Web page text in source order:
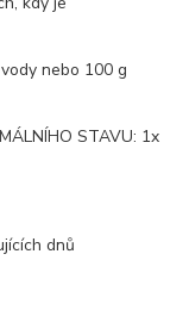
nebo 100 g
STAVU: 1x
dnů